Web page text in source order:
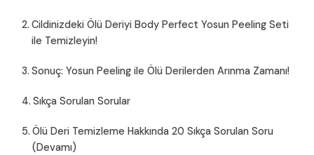
Cildinizdeki Ölü Deriyi Body Perfect Yosun Peeling Seti
ile Temizleyin!
Sonuç: Yosun Peeling ile Ölü Derilerden Arınma Zamanı!
Sıkça Sorulan Sorular
Ölü Deri Temizleme Hakkında 20 Sıkça Sorulan Soru
(Devamı)